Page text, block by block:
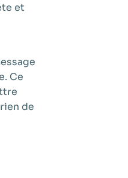
et
Ce
de